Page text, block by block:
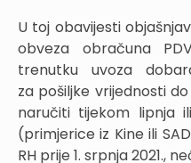
U toj obavijesti
obveza obračuna
trenutku uvoza
za pošiljke vrijednosti
naručiti tijekom lipnja
(primjerice iz Kine ili
RH prije 1. srpnja 2021.,